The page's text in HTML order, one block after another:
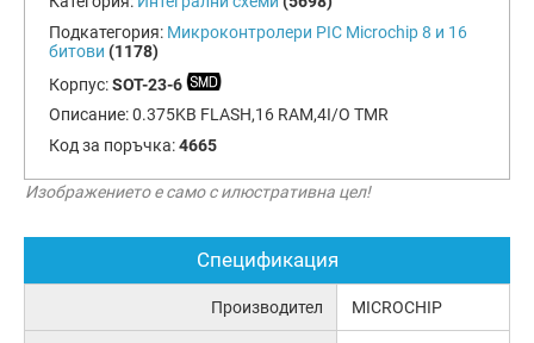
Подкатегория: Микроконтролери PIC Microchip 8 и 16
битови (1178)
Корпус:SOT-23-6
Описание:0.375KB FLASH,16 RAM,4I/O TMR
Код за поръчка:4665
Изображението е само с илюстративна цел!
Спецификация
Производител MICROCHIP